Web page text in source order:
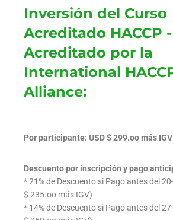
Inversión del Curso
Acreditado HACCP
Acreditado por la
International
Alliance:
Por participante: USD $ 299.oo más IGV
Descuento por inscripción y pago
* 21% de Descuento si Pago antes del
$ 235.oo más IGV)
* 14% de Descuento si Pago antes del